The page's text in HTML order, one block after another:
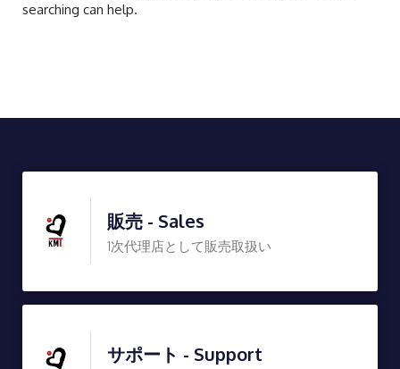
searching can help.
販売 - Sales
1次代理店として販売取扱い
サポート - Support